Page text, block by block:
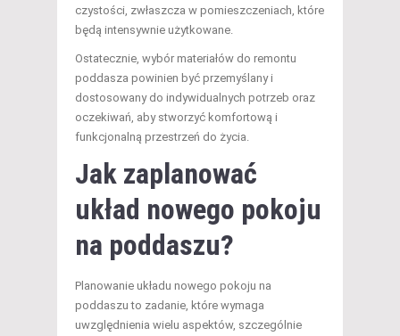
czystości, zwłaszcza w pomieszczeniach, które
będą intensywnie użytkowane.
Ostatecznie, wybór materiałów do remontu
poddasza powinien być przemyślany i
dostosowany do indywidualnych potrzeb oraz
oczekiwań, aby stworzyć komfortową i
funkcjonalną przestrzeń do życia.
Jak zaplanować
układ nowego pokoju
na poddaszu?
Planowanie układu nowego pokoju na
poddaszu to zadanie, które wymaga
uwzględnienia wielu aspektów, szczególnie